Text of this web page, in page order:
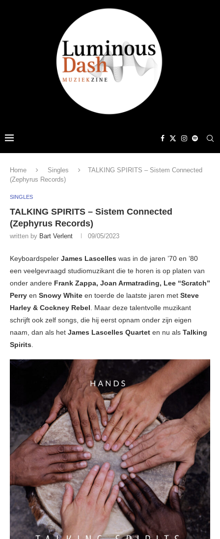
Home Singles
TALKING SPIRITS – Sistem Connected
(Zephyrus Records)
SINGLES
TALKING SPIRITS – Sistem Connected
(Zephyrus Records)
written by Bart Verlent 09/05/2023
Keyboardspeler James Lascelles was in de jaren ’70 en ’80
een veelgevraagd studiomuzikant die te horen is op platen van
onder andere Frank Zappa, Joan Armatrading, Lee “Scratch”
Perry en Snowy White en toerde de laatste jaren met Steve
Harley & Cockney Rebel. Maar deze talentvolle muzikant
schrijft ook zelf songs, die hij eerst opnam onder zijn eigen
naam, dan als het James Lascelles Quartet en nu als Talking
Spirits.